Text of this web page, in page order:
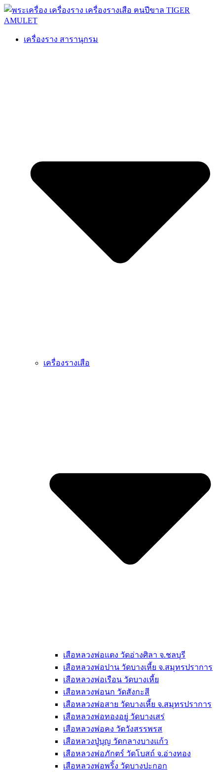
เครื่องราง สารานุกรม
เครื่องรางเสือ
เสือหลวงพ่อแตง วัดอ่างศิลา จ.ชลบุรี
เสือหลวงพ่อปาน วัดบางเหี้ย จ.สมุทรปราการ
เสือหลวงพ่อเรือน วัดบางเหี้ย
เสือหลวงพ่อนก วัดสังกะสี
เสือหลวงพ่อสาย วัดบางเหี้ย จ.สมุทรปราการ
เสือหลวงพ่อทองอยู่ วัดบางเสร่
เสือหลวงพ่อคง วัดวังสรรพรส
เสือหลวงปู่บุญ วัดกลางบางแก้ว
เสือหลวงพ่อภักตร์ วัดโบสถ์ จ.อ่างทอง
เสือหลวงพ่อพริ้ง วัดบางปะกอก